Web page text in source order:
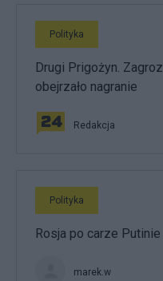
Polityka
Drugi Prigożyn.
obejrzało nagranie
Redakcja
Polityka
Rosja po carze Putinie I
marek.w